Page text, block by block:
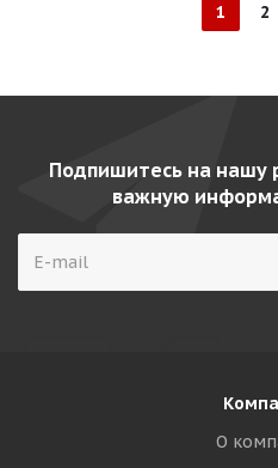
1 2
Подпишитесь на нашу
важную
О